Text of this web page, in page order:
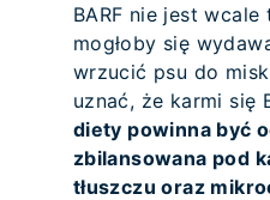
BARF nie jest
mogłoby się
wrzucić psu do
uznać, że karmi się
diety powinna być
zbilansowana pod
tłuszczu oraz